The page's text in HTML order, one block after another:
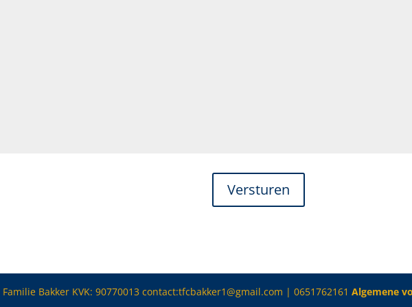
Versturen
Bakker KVK: 90770013 contact:tfcbakker1@gmail.com | 0651762161Algemene